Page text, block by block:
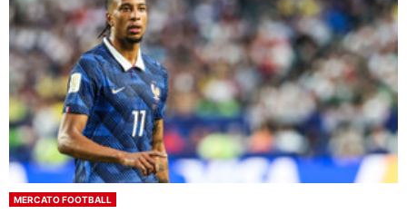
MERCATO FOOTBALL